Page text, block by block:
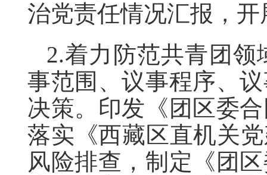
治党责任情况汇报，
2.着力防范共青团
事范围、议事程序、
决策。印发《团区委
落实《西藏区直机关
风险排查，制定《团